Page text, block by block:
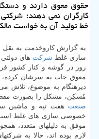
حقوق معوق دارند و
كارگران نمی دهند؛ شركتی
خط تولید آن به خواست
به گزارش كاروخدمت به
سازی غلط شركت های دولتی
روز در گوشه و كنار كشور
معوق جاب به سرشان كرده،
دیرهنگام به موضوع، تلاش می
مٌسكِن، مشكل را بصورت
صنعت هفت تپه و ماشین
خصوصی سازی های غلط
موفق به دلیلهای متعدد،
لازم بوده اند، حالا به